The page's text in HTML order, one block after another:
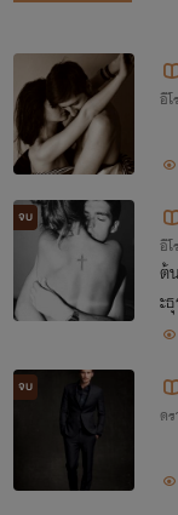
อี
จบ
อี
ต้
ะ
ท
จบ
ด